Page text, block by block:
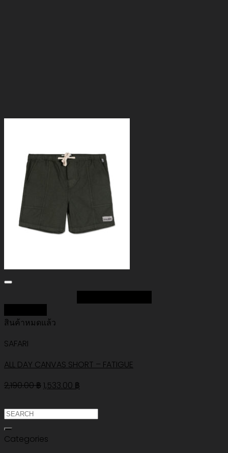
สินค้าหมดแล้ว
SAFARI
ALL DAY CANVAS SHORT – FATIGUE
2,190.00฿Original
was:
2,190.00 ฿.
1,533.00 ฿
is:
1,533.00 ฿.
ค้นหา:
Categories